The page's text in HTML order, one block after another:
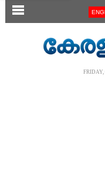
SECTIONS
FRIDAY,